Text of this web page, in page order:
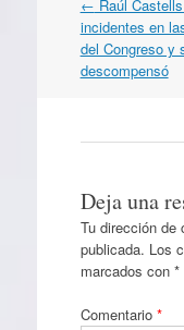
Navegación
por
artículos
← Raúl
incidentes en
del Congreso y
descompensó
Deja una
Tu dirección de
publicada. Los
marcados con *
Comentario *